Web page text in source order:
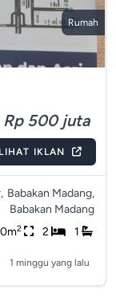
Rumah
Rp 500 juta
LIHAT IKLAN
Babakan Madang,
Babakan Madang
2 2 1
1 minggu yang lalu